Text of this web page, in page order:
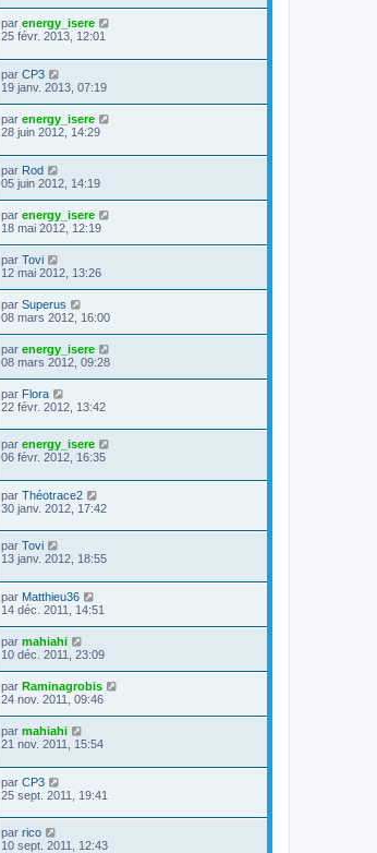
par energy_isere
25 févr. 2013, 12:01
par CP3
19 janv. 2013, 07:19
par energy_isere
28 juin 2012, 14:29
par Rod
05 juin 2012, 14:19
par energy_isere
18 mai 2012, 12:19
par Tovi
12 mai 2012, 13:26
par Superus
08 mars 2012, 16:00
par energy_isere
08 mars 2012, 09:28
par Flora
22 févr. 2012, 13:42
par energy_isere
06 févr. 2012, 16:35
par Théotrace2
30 janv. 2012, 17:42
par Tovi
13 janv. 2012, 18:55
par Matthieu36
14 déc. 2011, 14:51
par mahiahi
10 déc. 2011, 23:09
par Raminagrobis
24 nov. 2011, 09:46
par mahiahi
21 nov. 2011, 15:54
par CP3
25 sept. 2011, 19:41
par rico
10 sept. 2011, 12:43